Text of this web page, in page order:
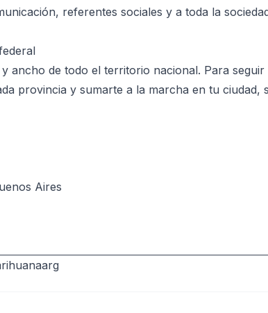
referentes sociales y a toda la
ancho de todo el territorio nacional. Para
provincia y sumarte a la marcha en tu ciudad,
Aires